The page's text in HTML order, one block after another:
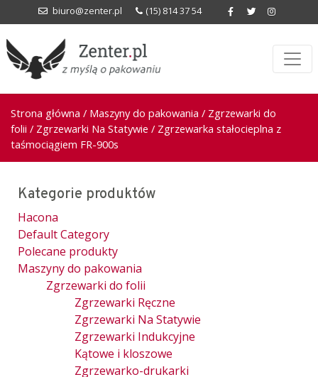
biuro@zenter.pl (15) 814 37 54
Strona główna / Maszyny do pakowania / Zgrzewarki do
folii / Zgrzewarki Na Statywie / Zgrzewarka stałocieplna z
taśmociągiem FR-900s
Kategorie produktów
Hacona
Default Category
Polecane produkty
Maszyny do pakowania
Zgrzewarki do folii
Zgrzewarki Ręczne
Zgrzewarki Na Statywie
Zgrzewarki Indukcyjne
Kątowe i kloszowe
Zgrzewarko-drukarki